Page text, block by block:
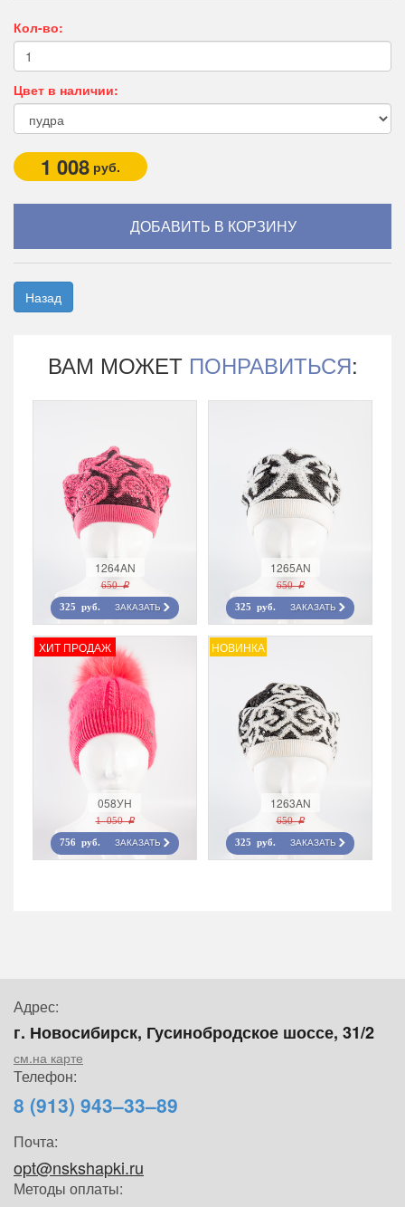
Кол-во:
Цвет в наличии:
1 008 руб.
Назад
ВАМ МОЖЕТ ПОНРАВИТЬСЯ:
1264AN
650 r
325 руб. ЗАКАЗАТЬ
1265AN
650 r
325 руб. ЗАКАЗАТЬ
ХИТ ПРОДАЖ
058УН
1 050 r
756 руб. ЗАКАЗАТЬ
НОВИНКА
1263AN
650 r
325 руб. ЗАКАЗАТЬ
Адрес:
г. Новосибирск, Гусинобродское шоссе, 31/2
см.на карте
Телефон:
8 (913) 943–33–89
Почта:
opt@nskshapki.ru
Методы оплаты: